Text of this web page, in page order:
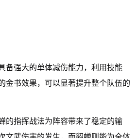
备强大的单体减伤能力，利用技能
金书效果，可以显著提升整个队伍的
的指挥战法为阵容带来了稳定的输